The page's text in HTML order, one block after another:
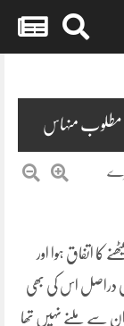
مطلوب منہاس
کا اتفاق ہوا اور
دراصل اس کی بھی
ان سے ملنے نہیں تھا